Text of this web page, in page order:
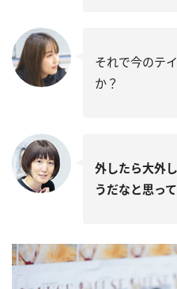
それで今のテ
か？
外したら大外
うだなと思って